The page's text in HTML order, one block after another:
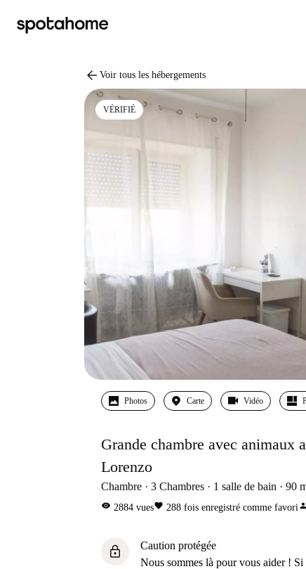
arrow_back Voir tous les hébergements
VÉRIFIÉ
Photos Carte Vidéo
Grande chambre avec animaux
Lorenzo
Chambre 3 Chambres 1 salle de bain 90
visibility 2884 vuesfavorite 288 fois enregistré comme favoriperson
lock
Caution protégée
Nous sommes là pour vous aider !